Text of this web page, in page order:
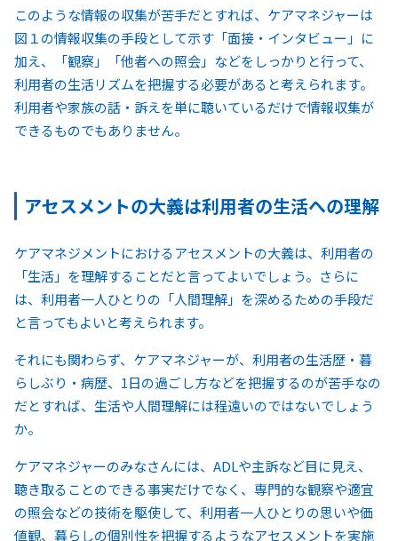
このような情報の収集が苦手だとすれば、ケアマネジャーは
図１の情報収集の手段として示す「面接・インタビュー」に
加え、「観察」「他者への照会」などをしっかりと行って、
利用者の生活リズムを把握する必要があると考えられます。
利用者や家族の話・訴えを単に聴いているだけで情報収集が
できるものでもありません。
アセスメントの大義は利用者の生活への理解
ケアマネジメントにおけるアセスメントの大義は、利用者の
「生活」を理解することだと言ってよいでしょう。さらに
は、利用者一人ひとりの「人間理解」を深めるための手段だ
と言ってもよいと考えられます。
それにも関わらず、ケアマネジャーが、利用者の生活歴・暮
らしぶり・病歴、1日の過ごし方などを把握するのが苦手なの
だとすれば、生活や人間理解には程遠いのではないでしょう
か。
ケアマネジャーのみなさんには、ADLや主訴など目に見え、
聴き取ることのできる事実だけでなく、専門的な観察や適宜
の照会などの技術を駆使して、利用者一人ひとりの思いや価
値観、暮らしの個別性を把握するようなアセスメントを実施